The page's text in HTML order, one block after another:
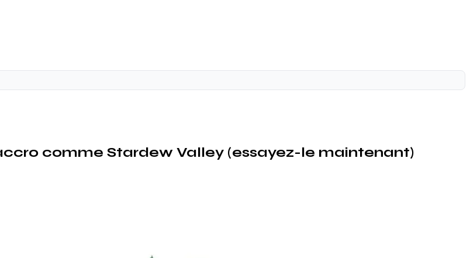
comme Stardew Valley (essayez-le maintenant)